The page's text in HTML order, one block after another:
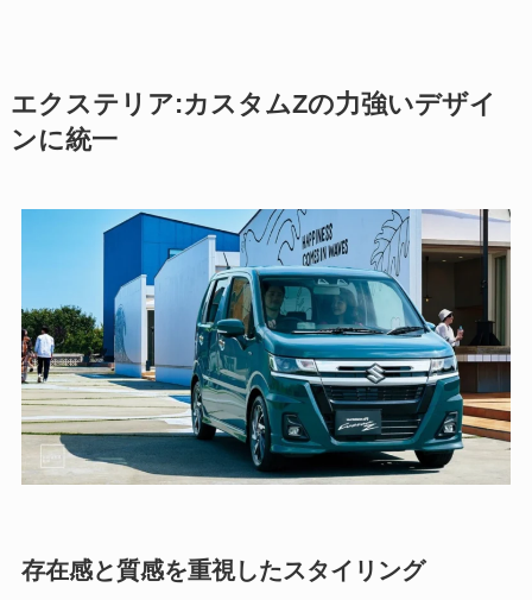
エクステリア:カスタムZの力強いデザイ
ンに統一
存在感と質感を重視したスタイリング